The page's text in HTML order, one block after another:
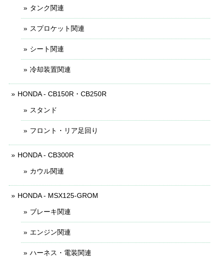
タンク関連
スプロケット関連
シート関連
冷却装置関連
HONDA - CB150R・CB250R
スタンド
フロント・リア足回り
HONDA - CB300R
カウル関連
HONDA - MSX125-GROM
ブレーキ関連
エンジン関連
ハーネス・電装関連